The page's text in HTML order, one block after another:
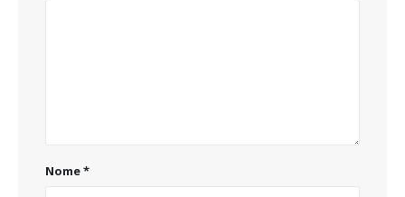
Nome*